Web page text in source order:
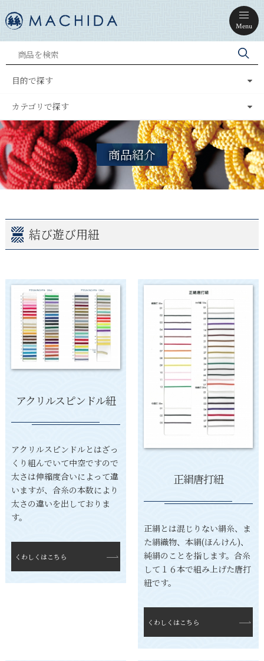
Menu
目的で探す
カテゴリで探す
商品紹介
結び遊び用紐
アクリルスピンドル紐
アクリルスピンドルとはざっ
くり組んでいて中空ですので
太さは伸縮度合いによって違
いますが、合糸の本数により
太さの違いを出しておりま
す。
くわしくはこちら
正絹唐打紐
正絹とは混じりない絹糸、ま
た絹織物、本絹(ほんけん)、
純絹のことを指します。合糸
して１６本で組み上げた唐打
紐です。
くわしくはこちら